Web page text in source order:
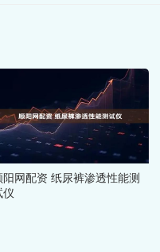
阳网配资 纸尿裤渗透性能测
仪